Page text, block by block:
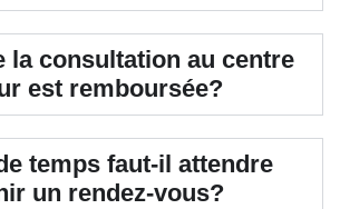
la consultation au centre
est remboursée?
temps faut-il attendre
un rendez-vous?